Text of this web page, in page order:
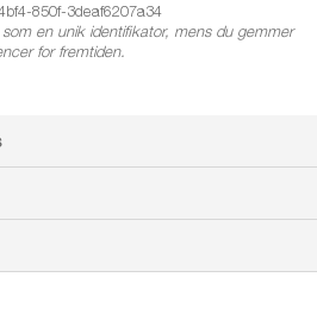
850f-3deaf6207a34
en unik identifikator, mens du gemmer
for fremtiden.